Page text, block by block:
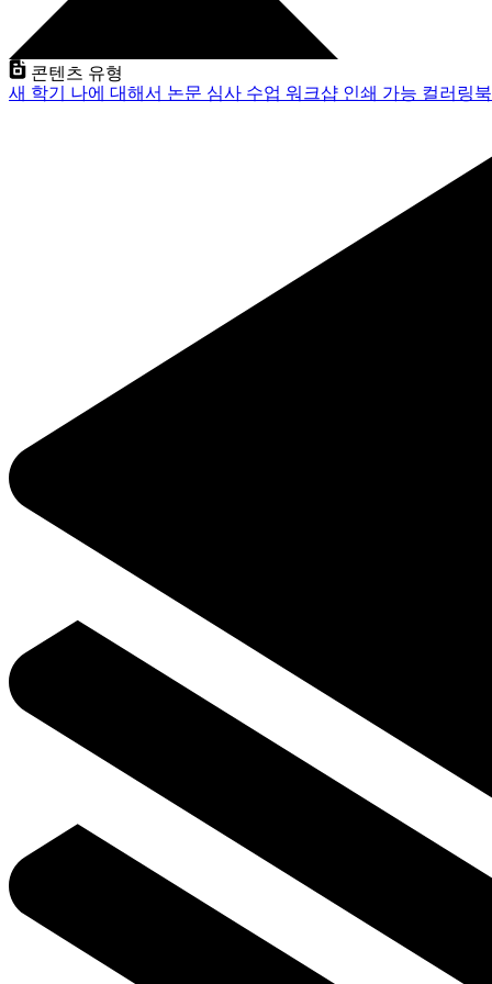
콘텐츠 유형
새 학기 나에 대해서 논문 심사 수업 워크샵 인쇄 가능 컬러링북